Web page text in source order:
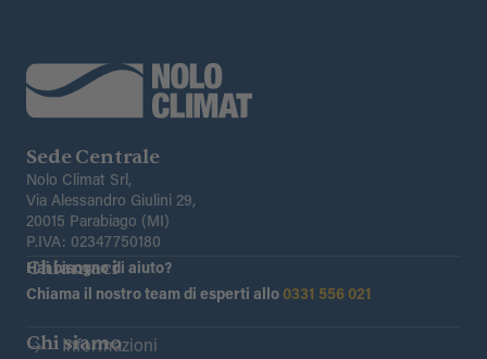
Sede Centrale
Nolo Climat Srl,
Via Alessandro Giulini 29,
20015 Parabiago (MI)
P.IVA: 02347750180
Chiamaci
Hai bisogno di aiuto?
Chiama il nostro team di esperti allo 0331 556 021
Chi siamo
Informazioni